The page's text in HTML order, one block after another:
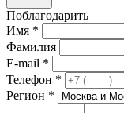
Поблагодарить
Имя *
Фамилия
E-mail *
Телефон *
Регион *